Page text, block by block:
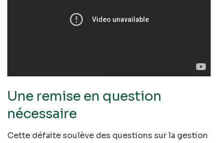
Une remise en question
nécessaire
Cette défaite soulève des questions sur la gestion